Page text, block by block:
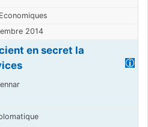
2014
en secret la